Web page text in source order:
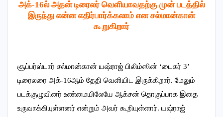
அக்-16ல் அதன் டிரைலர் வெளியாவதற்கு முன் படத்தில்
இருந்து என்ன எதிர்பார்க்கலாம் என சல்மான்கான்
கூறுகிறார்
சூப்பர்ஸ்டார் சல்மான்கான் யஷ்ராஜ் பிலிம்ஸின் ‘டைகர் 3’
டிரைலரை அக்-16ஆம் தேதி வெளியிட இருக்கிறார். மேலும்
படக்குழுவினர் உண்மையிலேயே ஆக்சன் தொகுப்பாக இதை
உருவாக்கியுள்ளனர் என்றும் அவர் கூறியுள்ளார். யஷ்ராஜ்